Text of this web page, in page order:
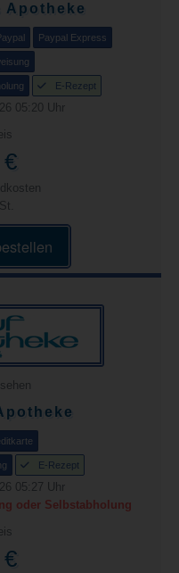
Apotheke
Paypal Express
E-Rezept
05:20 Uhr
E-Rezept
05:27 Uhr
oder Selbstabholung